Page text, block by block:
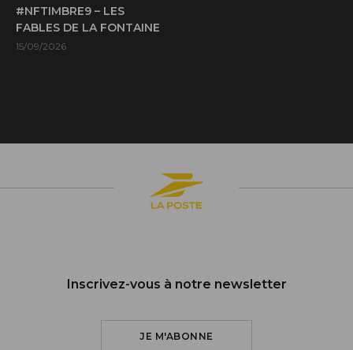
#NFTIMBRE9 – LES
FABLES DE LA FONTAINE
15/09/2026
Inscrivez-vous à notre newsletter
JE M'ABONNE